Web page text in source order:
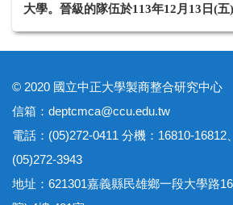
大學。晉級的隊伍於113年12月13日(五)
© 2020 國立中正大學製商整合研究中心
信箱：deptcmca@ccu.edu.tw
電話：(05)272-0411 分機：16810-16812
(05)272-3943
地址：621301嘉義縣民雄鄉一段大學路